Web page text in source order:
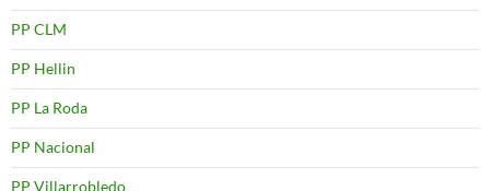
PP CLM
PP Hellin
PP La Roda
PP Nacional
PP Villarrobledo